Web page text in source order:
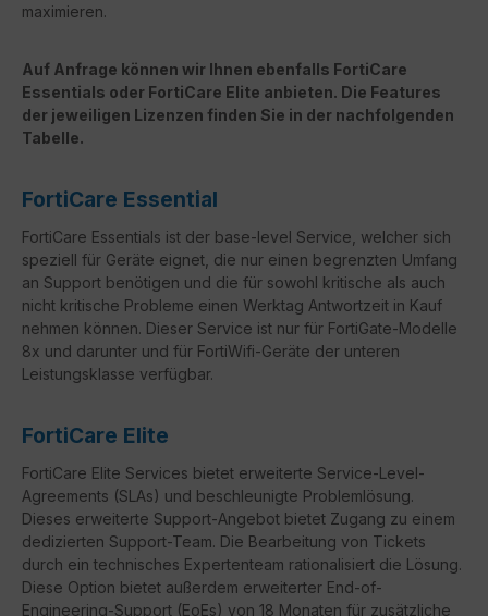
maximieren.
Auf Anfrage können wir Ihnen ebenfalls FortiCare
Essentials oder FortiCare Elite anbieten. Die Features
der jeweiligen Lizenzen finden Sie in der nachfolgenden
Tabelle.
FortiCare Essential
FortiCare Essentials ist der base-level Service, welcher sich
speziell für Geräte eignet, die nur einen begrenzten Umfang
an Support benötigen und die für sowohl kritische als auch
nicht kritische Probleme einen Werktag Antwortzeit in Kauf
nehmen können. Dieser Service ist nur für FortiGate-Modelle
8x und darunter und für FortiWifi-Geräte der unteren
Leistungsklasse verfügbar.
FortiCare Elite
FortiCare Elite Services bietet erweiterte Service-Level-
Agreements (SLAs) und beschleunigte Problemlösung.
Dieses erweiterte Support-Angebot bietet Zugang zu einem
dedizierten Support-Team. Die Bearbeitung von Tickets
durch ein technisches Expertenteam rationalisiert die Lösung.
Diese Option bietet außerdem erweiterter End-of-
Engineering-Support (EoEs) von 18 Monaten für zusätzliche